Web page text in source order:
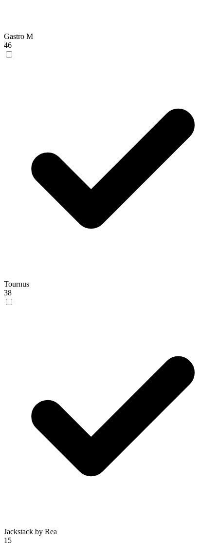
Gastro M
46
Tournus
38
Jackstack by Rea
15